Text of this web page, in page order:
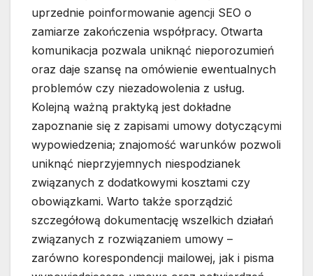
uprzednie poinformowanie agencji SEO o
zamiarze zakończenia współpracy. Otwarta
komunikacja pozwala uniknąć nieporozumień
oraz daje szansę na omówienie ewentualnych
problemów czy niezadowolenia z usług.
Kolejną ważną praktyką jest dokładne
zapoznanie się z zapisami umowy dotyczącymi
wypowiedzenia; znajomość warunków pozwoli
uniknąć nieprzyjemnych niespodzianek
związanych z dodatkowymi kosztami czy
obowiązkami. Warto także sporządzić
szczegółową dokumentację wszelkich działań
związanych z rozwiązaniem umowy –
zarówno korespondencji mailowej, jak i pisma